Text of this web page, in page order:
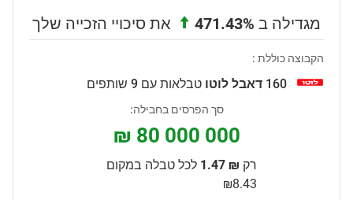
מגדילה ב את סיכויי הזכייה שלך
הקבוצה כוללת :
160 דאבל לוטו טבלאות עם 9 שותפים
סך הפרסים בחבילה:
₪ 80 000 000
רק ₪ 1.47
לכל טבלה במקום
₪8.43